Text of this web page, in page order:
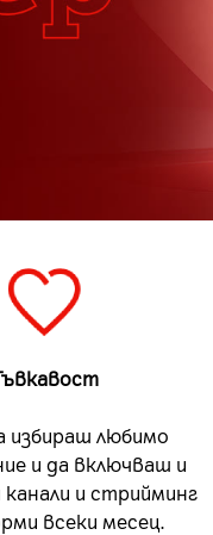
избираш любимо
и да включваш и
и стрийминг
всеки месец.